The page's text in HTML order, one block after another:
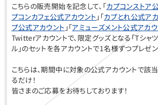
こちらの販売開始を記念して、「カプコンストア
プコンカフェ公式アカウント 」「カプとれ公式ア
プ公式アカウント 」「アミューズメント公式アカウ
Twitterアカウントで、限定グッズとなる「Tシャツ
ル」のセットを各アカウントで1名様ずつプレゼン
こちらは、期間中に対象の公式アカウントで該
るだけ！
皆さまのご応募をお待ちしております！